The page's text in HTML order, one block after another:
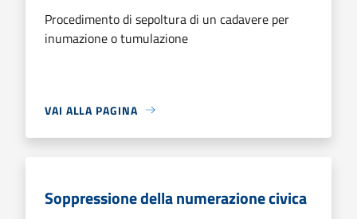
Procedimento di sepoltura di un cadavere per
inumazione o tumulazione
VAI ALLA PAGINA
Soppressione della numerazione civica